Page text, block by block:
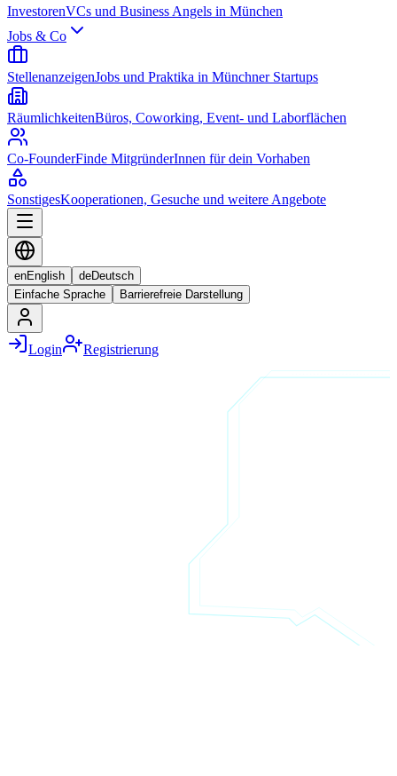
InvestorenVCs und Business Angels in München
Jobs & Co
StellenanzeigenJobs und Praktika in Münchner Startups
RäumlichkeitenBüros, Coworking, Event- und Laborflächen
Co-FounderFinde MitgründerInnen für dein Vorhaben
SonstigesKooperationen, Gesuche und weitere Angebote
enEnglish deDeutsch
Einfache Sprache
Barrierefreie Darstellung
Login Registrierung